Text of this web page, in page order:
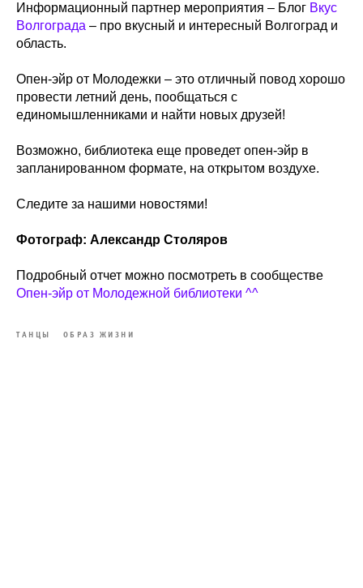
Информационный партнер мероприятия – Блог Вкус
Волгограда – про вкусный и интересный Волгоград и
область.
Опен-эйр от Молодежки – это отличный повод хорошо
провести летний день, пообщаться с
единомышленниками и найти новых друзей!
Возможно, библиотека еще проведет опен-эйр в
запланированном формате, на открытом воздухе.
Следите за нашими новостями!
Фотограф: Александр Столяров
Подробный отчет можно посмотреть в сообществе
Опен-эйр от Молодежной библиотеки ^^
ТАНЦЫ ОБРАЗ ЖИЗНИ